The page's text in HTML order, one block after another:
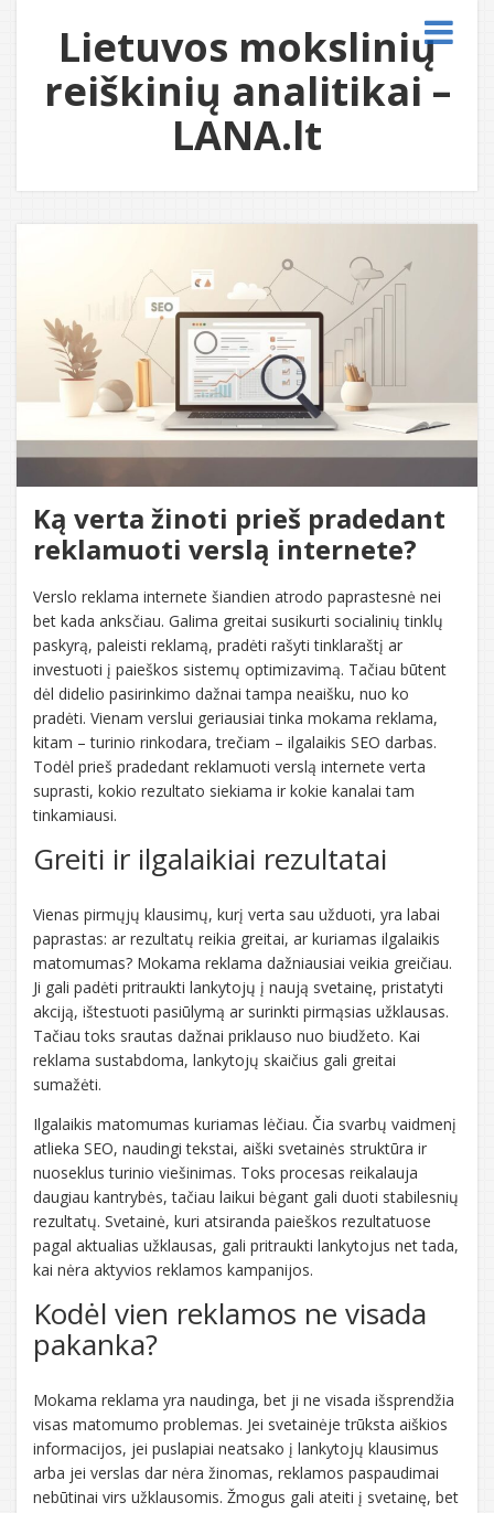
Lietuvos mokslinių
reiškinių analitikai –
LANA.lt
Ką verta žinoti prieš pradedant
reklamuoti verslą internete?
Verslo reklama internete šiandien atrodo paprastesnė nei
bet kada anksčiau. Galima greitai susikurti socialinių tinklų
paskyrą, paleisti reklamą, pradėti rašyti tinklaraštį ar
investuoti į paieškos sistemų optimizavimą. Tačiau būtent
dėl didelio pasirinkimo dažnai tampa neaišku, nuo ko
pradėti. Vienam verslui geriausiai tinka mokama reklama,
kitam – turinio rinkodara, trečiam – ilgalaikis SEO darbas.
Todėl prieš pradedant reklamuoti verslą internete verta
suprasti, kokio rezultato siekiama ir kokie kanalai tam
tinkamiausi.
Greiti ir ilgalaikiai rezultatai
Vienas pirmųjų klausimų, kurį verta sau užduoti, yra labai
paprastas: ar rezultatų reikia greitai, ar kuriamas ilgalaikis
matomumas? Mokama reklama dažniausiai veikia greičiau.
Ji gali padėti pritraukti lankytojų į naują svetainę, pristatyti
akciją, ištestuoti pasiūlymą ar surinkti pirmąsias užklausas.
Tačiau toks srautas dažnai priklauso nuo biudžeto. Kai
reklama sustabdoma, lankytojų skaičius gali greitai
sumažėti.
Ilgalaikis matomumas kuriamas lėčiau. Čia svarbų vaidmenį
atlieka SEO, naudingi tekstai, aiški svetainės struktūra ir
nuoseklus turinio viešinimas. Toks procesas reikalauja
daugiau kantrybės, tačiau laikui bėgant gali duoti stabilesnių
rezultatų. Svetainė, kuri atsiranda paieškos rezultatuose
pagal aktualias užklausas, gali pritraukti lankytojus net tada,
kai nėra aktyvios reklamos kampanijos.
Kodėl vien reklamos ne visada
pakanka?
Mokama reklama yra naudinga, bet ji ne visada išsprendžia
visas matomumo problemas. Jei svetainėje trūksta aiškios
informacijos, jei puslapiai neatsako į lankytojų klausimus
arba jei verslas dar nėra žinomas, reklamos paspaudimai
nebūtinai virs užklausomis. Žmogus gali ateiti į svetainę, bet